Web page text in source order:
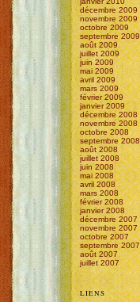
décembre 2009
novembre 2009
octobre 2009
septembre 2009
août 2009
juillet 2009
juin 2009
mai 2009
avril 2009
mars 2009
février 2009
janvier 2009
décembre 2008
novembre 2008
octobre 2008
septembre 2008
août 2008
juillet 2008
juin 2008
mai 2008
avril 2008
mars 2008
février 2008
janvier 2008
décembre 2007
novembre 2007
octobre 2007
septembre 2007
août 2007
juillet 2007
LIENS